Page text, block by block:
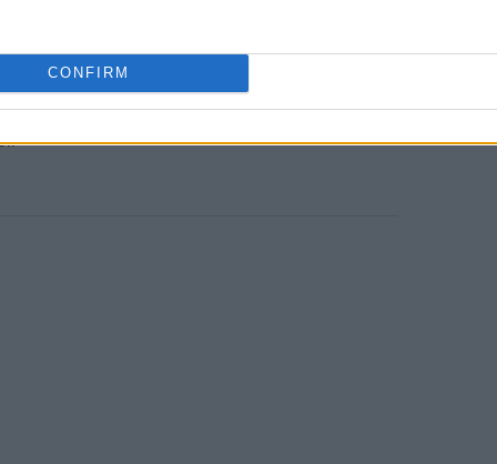
CONFIRM
και με την
το 50% εκφράζει ανησυχία μήπως